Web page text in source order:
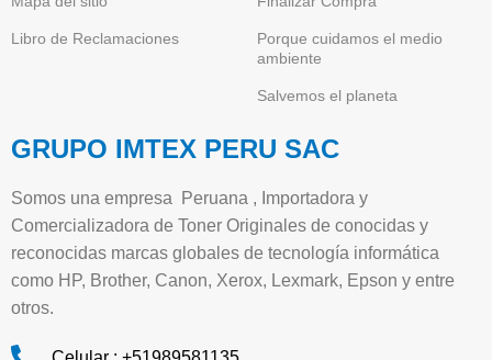
Libro de Reclamaciones
Porque cuidamos el medio
ambiente
Salvemos el planeta
GRUPO IMTEX PERU SAC
Somos una empresa Peruana , Importadora y
Comercializadora de Toner Originales de conocidas y
reconocidas marcas globales de tecnología informática
como HP, Brother, Canon, Xerox, Lexmark, Epson y entre
otros.